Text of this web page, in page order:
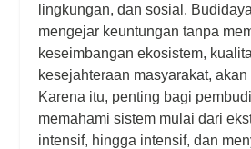
lingkungan, dan sosial.
mengejar keuntungan tanpa
keseimbangan ekosistem,
kesejahteraan masyarakat,
Karena itu, penting bagi
memahami sistem mulai dari
intensif, hingga intensif, dan